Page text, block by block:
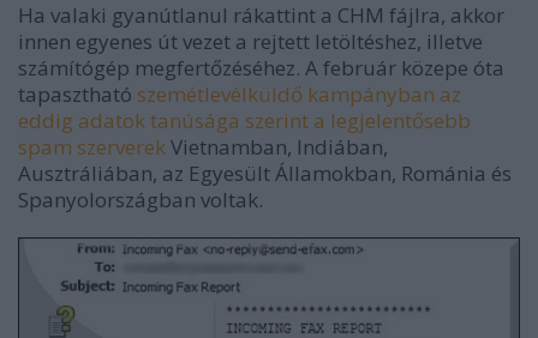
Ha valaki gyanútlanul rákattint a CHM fájlra, akkor
innen egyenes út vezet a rejtett letöltéshez, illetve
számítógép megfertőzéséhez. A február közepe óta
tapasztható szemétlevélküldő kampányban az
eddig adatok tanúsága szerint a legjelentősebb
spam szerverekVietnamban, Indiában,
Ausztráliában, az Egyesült Államokban, Románia és
Spanyolországban voltak.